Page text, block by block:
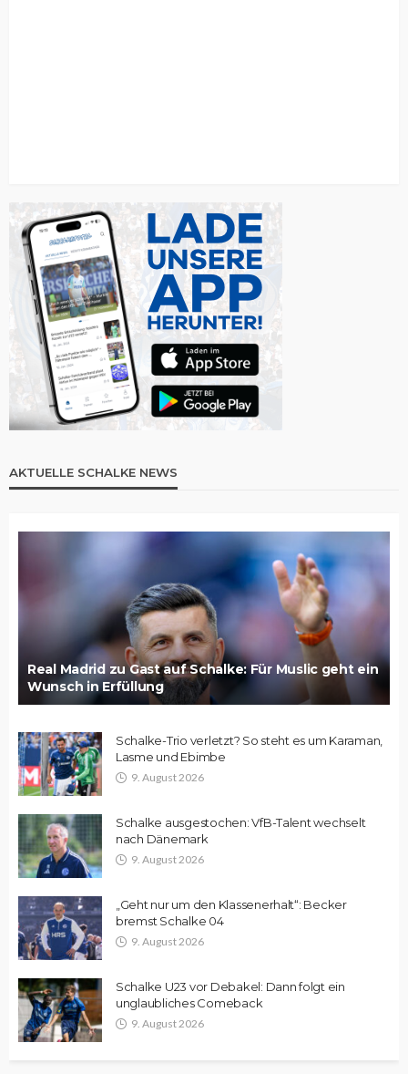
AKTUELLE SCHALKE NEWS
Real Madrid zu Gast auf Schalke: Für Muslic geht ein
Wunsch in Erfüllung
Schalke-Trio verletzt? So steht es um Karaman,
Lasme und Ebimbe
9. August 2026
Schalke ausgestochen: VfB-Talent wechselt
nach Dänemark
9. August 2026
„Geht nur um den Klassenerhalt“: Becker
bremst Schalke 04
9. August 2026
Schalke U23 vor Debakel: Dann folgt ein
unglaubliches Comeback
9. August 2026